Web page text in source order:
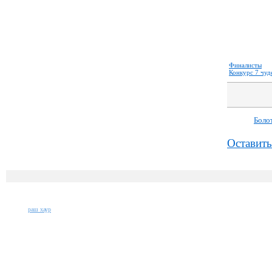
Финалисты
Конкурс 7
раш хаур